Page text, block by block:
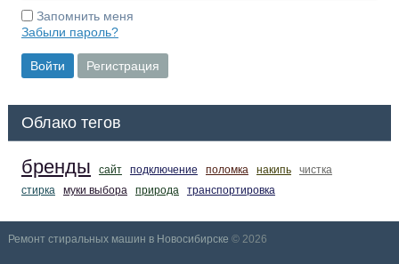
Запомнить меня
Забыли пароль?
Войти Регистрация
Облако тегов
бренды сайт подключение поломка накипь
чистка
стирка
муки выбора природа транспортировка
Ремонт стиральных машин в Новосибирске © 2026